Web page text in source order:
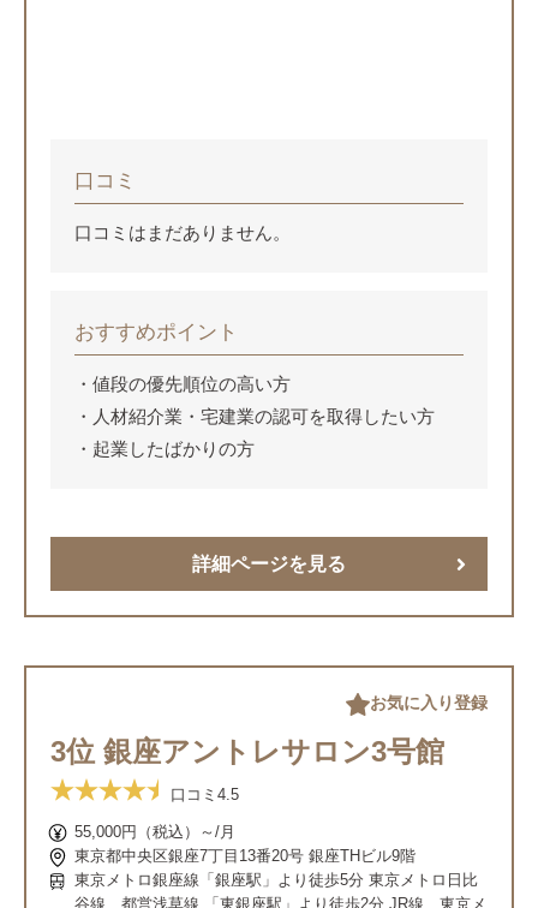
口コミ
口コミはまだありません。
おすすめポイント
値段の優先順位の高い方
人材紹介業・宅建業の認可を取得したい方
起業したばかりの方
詳細ページを見る
3位 銀座アントレサロン3号館
口コミ 4.5
55,000円（税込）～/月
東京都中央区銀座7丁目13番20号 銀座THビル9階
東京メトロ銀座線「銀座駅」より徒歩5分 東京メトロ日比
谷線、都営浅草線 「東銀座駅」より徒歩2分 JR線、東京メ
お気に入り登録